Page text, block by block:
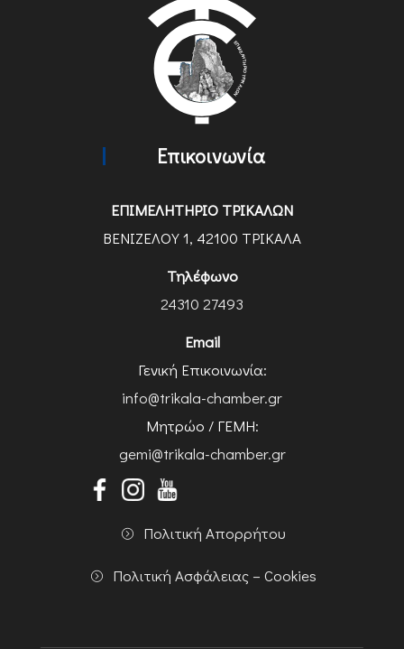
Επικοινωνία
ΕΠΙΜΕΛΗΤΗΡΙΟ ΤΡΙΚΑΛΩΝ
ΒΕΝΙΖΕΛΟΥ 1, 42100 ΤΡΙΚΑΛΑ
Τηλέφωνο
24310 27493
Email
Γενική Επικοινωνία:
info@trikala-chamber.gr
Μητρώο / ΓΕΜΗ:
gemi@trikala-chamber.gr
Πολιτική Απορρήτου
Πολιτική Ασφάλειας – Cookies